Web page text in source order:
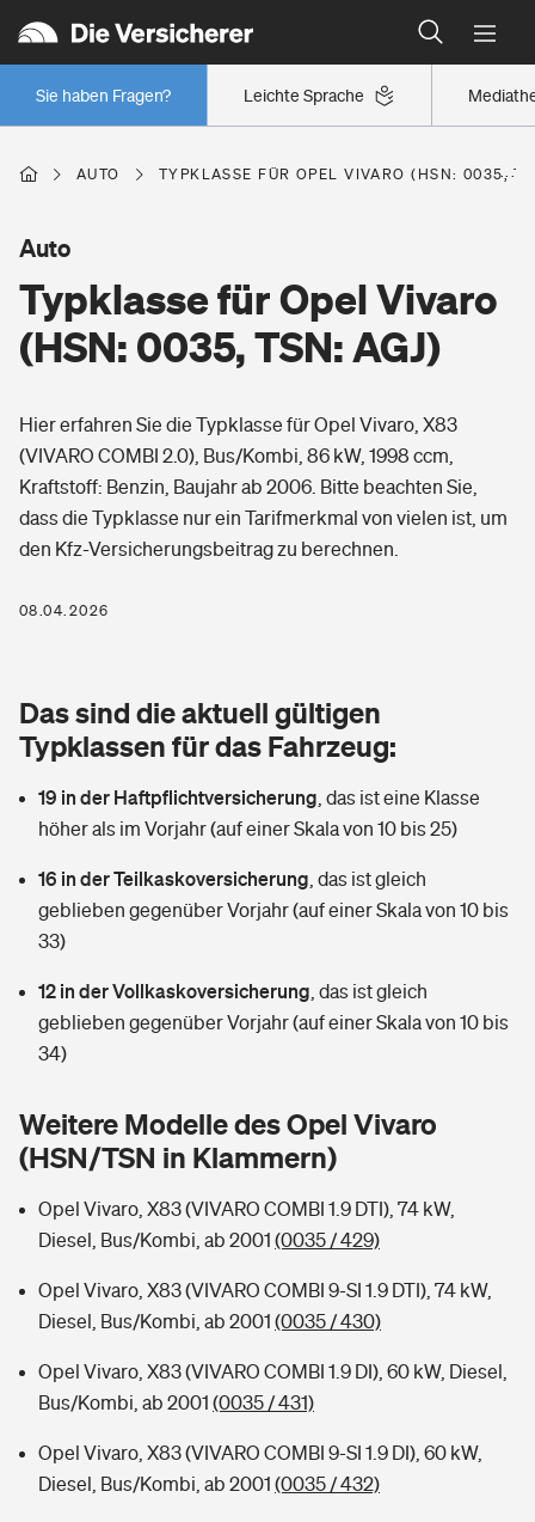
Leichte Sprache
Sie haben Fragen?
Wer versichert was: Jetzt Versicherer finden
Regionalklassen: So ist Ihre Region eingestuft
Wer versichert was: Jetzt Versicherer finden
Berufsunfähigkeitsversicherung
Erwerbsunfähigkeitsversicherung
Grundfähigkeitsversicherung
Arbeitsrechtsschutz
Berufshaftpflichtversicherung
Zur Übersicht
Tools
Wer versichert was: Jetzt Versicherer finden
Sie haben Fragen?
Wohnen
Elementarversicherung
Glasversicherung
Mietkautionsversicherung
Restkreditversicherung
Tools
Hochwasser-Check: Wie gefährdet ist Ihr Haus?
Sie haben Fragen?
Freizeit
Pri­vate Haft­pflicht­
Kinderunfall­ver­si­che­rung
Kinderinvalidität
Reiseversicherung
Hundehalter-Haftpflicht
Handyversicherung
Private Cyberversicherung
Zur Übersicht
Kinderunfall-Check: Mehr Sicherheit für deine Kids
Typklassen: So ist Ihr Auto eingestuft
Gesundheit
Private Krankenversicherung
Dread-Disease-Versicherung
Tierkrankenversicherung
Tools
Wer versichert was: Jetzt Versicherer finden
Rentenrechner: Wie viel Geld bekomme ich im Alter?
AUTO TYPKLASSE FÜR OPEL VIVARO (HSN: 0035,
Typklasse für Opel Vivaro
(HSN: 0035, TSN: AGJ)
Auto
Hier erfahren Sie die Typklasse für Opel Vivaro, X83
(VIVARO COMBI 2.0), Bus/Kombi, 86 kW, 1998 ccm,
Kraftstoff: Benzin, Baujahr ab 2006. Bitte beachten Sie,
dass die Typklasse nur ein Tarifmerkmal von vielen ist, um
den Kfz-Versicherungsbeitrag zu berechnen.
08.04.2026
Das sind die aktuell gültigen
Typklassen für das Fahrzeug:
19 in der Haftpflichtversicherung das ist eine Klasse
höher als im Vorjahr (auf einer Skala von 10 bis 25)
16 in der Teilkaskoversicherung das ist gleich
geblieben gegenüber Vorjahr (auf einer Skala von 10 bis
33)
12 in der Vollkaskoversicherung das ist gleich
geblieben gegenüber Vorjahr (auf einer Skala von 10 bis
34)
Weitere Modelle des Opel Vivaro
(HSN/TSN in Klammern)
Opel Vivaro, X83 (VIVARO COMBI 1.9 DTI), 74 kW,
Diesel, Bus/Kombi, ab 2001 (0035 / 429)
Opel Vivaro, X83 (VIVARO COMBI 9-SI 1.9 DTI), 74 kW,
Diesel, Bus/Kombi, ab 2001 (0035 / 430)
Opel Vivaro, X83 (VIVARO COMBI 1.9 DI), 60 kW, Diesel,
Bus/Kombi, ab 2001 (0035 / 431)
Opel Vivaro, X83 (VIVARO COMBI 9-SI 1.9 DI), 60 kW,
Diesel, Bus/Kombi, ab 2001 (0035 / 432)